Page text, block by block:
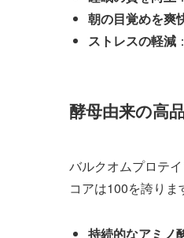
朝の目覚めを爽
ストレスの軽減
酵母由来の高
バルクオムプロテ
コアは100を誇りま
持続的なアミノ